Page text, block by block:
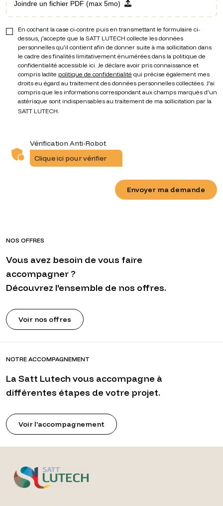
Joindre un fichier PDF (max 5mo)
En cochant la case ci-contre puis en transmettant le formulaire ci-
dessus, j’accepte que la SATT LUTECH collecte les données
personnelles qu’il contient afin de donner suite à ma sollicitation dans
le cadre des finalités limitativement énumérées dans la politique de
confidentialité accessible ici. Je déclare avoir pris connaissance et
compris ladite politique de confidentialité qui précise également mes
droits eu égard au traitement des données personnelles collectées. J’ai
compris que les informations correspondant aux champs marqués d’un
astérisque sont indispensables au traitement de ma sollicitation par la
SATT LUTECH.
Envoyer ma demande
Vérification Anti-Robot
Clique ici pour vérifier
NOS OFFRES
Vous avez besoin de vous faire
accompagner ?
Découvrez l'ensemble de nos offres.
Voir nos offres
NOTRE ACCOMPAGNEMENT
La Satt Lutech vous accompagne à
différentes étapes de votre projet.
Voir l'accompagnement